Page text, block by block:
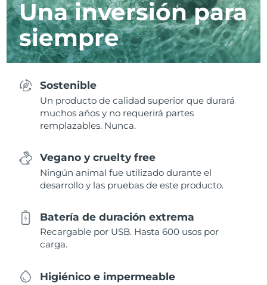
Una inversión para
siempre
Sostenible
Un producto de calidad superior que durará
muchos años y no requerirá partes
remplazables. Nunca.
Vegano y cruelty free
Ningún animal fue utilizado durante el
desarrollo y las pruebas de este producto.
Batería de duración extrema
Recargable por USB. Hasta 600 usos por
carga.
Higiénico e impermeable